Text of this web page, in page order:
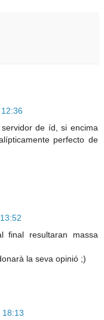
de íd, si encima
perfecto de
resultaran massa
la seva opinió ;)
18:13